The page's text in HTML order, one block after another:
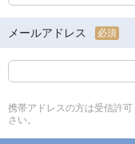
メールアドレス 必須
携帯アドレスの方は受信許
さい。